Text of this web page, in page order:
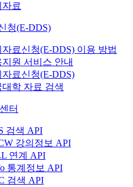
자료
청(E-DDS)
자료신청(E-DDS) 이용 방법
지원 서비스 안내
자료신청(E-DDS)
대학 자료 검색
터
검색 API
강의정보 API
연계 API
통계정보 API
검색 API